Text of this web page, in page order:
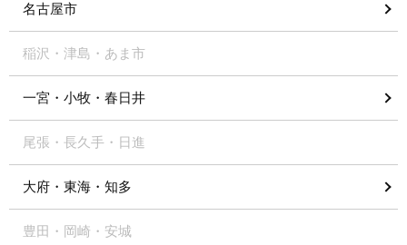
名古屋市
稲沢・津島・あま市
一宮・小牧・春日井
尾張・長久手・日進
大府・東海・知多
豊田・岡崎・安城